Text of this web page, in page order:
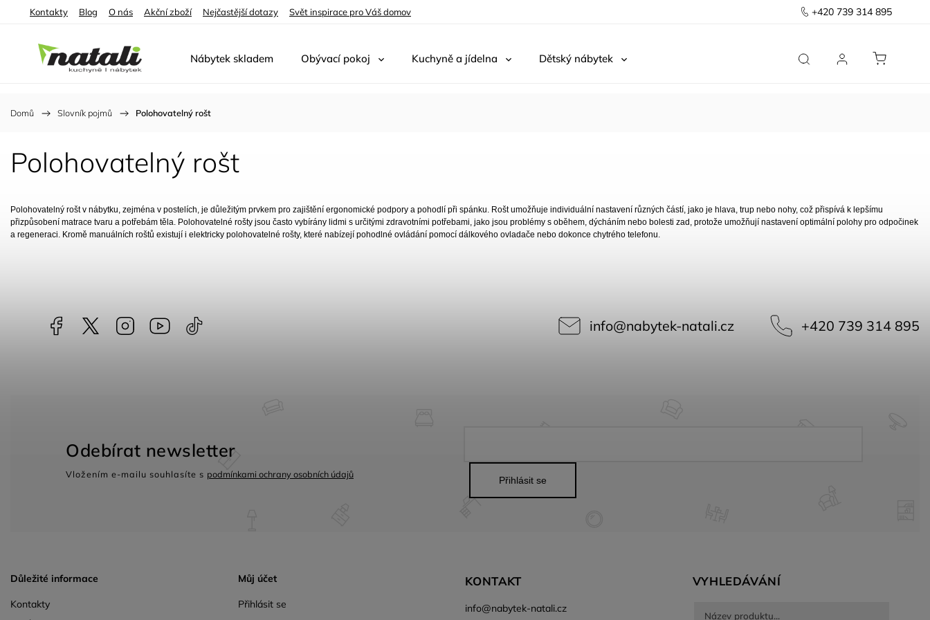
+420 739 314 895
Kontakty Blog O nás Akční zboží Nejčastější dotazy Svět inspirace pro Váš domov
Nábytek skladem Obývací pokoj Kuchyně a jídelna Dětský nábytek Předsíň
Domů / Slovník pojmů / Polohovatelný rošt
Polohovatelný rošt
Polohovatelný rošt v nábytku, zejména v postelích, je důležitým prvkem pro zajištění ergonomické podpory a pohodlí při spánku. Rošt umožňuje individuální nastavení různých částí, jako je hlava, trup nebo nohy, což přispívá k lepšímu
přizpůsobení matrace tvaru a potřebám těla. Polohovatelné rošty jsou často vybírány lidmi s určitými zdravotními potřebami, jako jsou problémy s oběhem, dýcháním nebo bolesti zad, protože umožňují nastavení optimální polohy pro odpočinek
a regeneraci. Kromě manuálních roštů existují i elektricky polohovatelné rošty, které nabízejí pohodlné ovládání pomocí dálkového ovladače nebo dokonce chytrého telefonu.
Facebook NataliNabytek
InstagramYouTube info@nabytek-natali.cz +420 739 314 895
Důležité informace
Kontakty
Můj účet
Přihlásit se
KONTAKT
info@nabytek-natali.cz
Odebírat newsletter
Vložením e-mailu souhlasíte s podmínkami ochrany osobních údajů
Přihlásit se
VYHLEDÁVÁNÍ